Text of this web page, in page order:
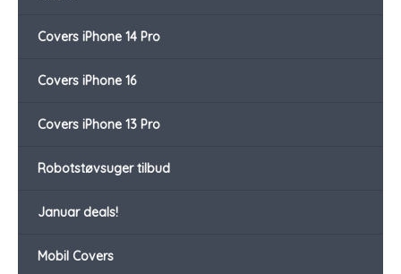
Covers iPhone 14 Pro
Covers iPhone 16
Covers iPhone 13 Pro
Robotstøvsuger tilbud
Januar deals!
Mobil Covers